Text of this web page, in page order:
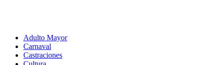
Adulto Mayor
Carnaval
Castraciones